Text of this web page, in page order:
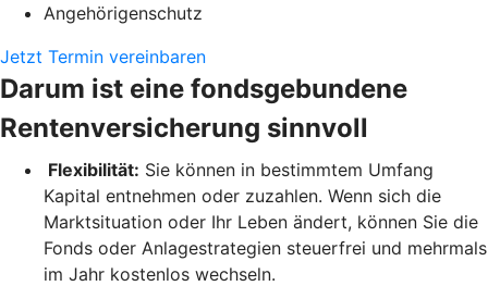
Angehörigenschutz
Jetzt Termin vereinbaren
Darum ist eine fondsgebundene
Rentenversicherung sinnvoll
Flexibilität: Sie können in bestimmtem Umfang
Kapital entnehmen oder zuzahlen. Wenn sich die
Marktsituation oder Ihr Leben ändert, können Sie die
Fonds oder Anlagestrategien steuerfrei und mehrmals
im Jahr kostenlos wechseln.